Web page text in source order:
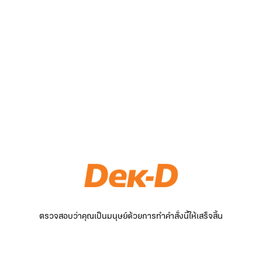
ตรวจสอบว่าคุณเป็นมนุษย์ด้วยการทำคำสั่งนี้ให้เสร็จสิ้น